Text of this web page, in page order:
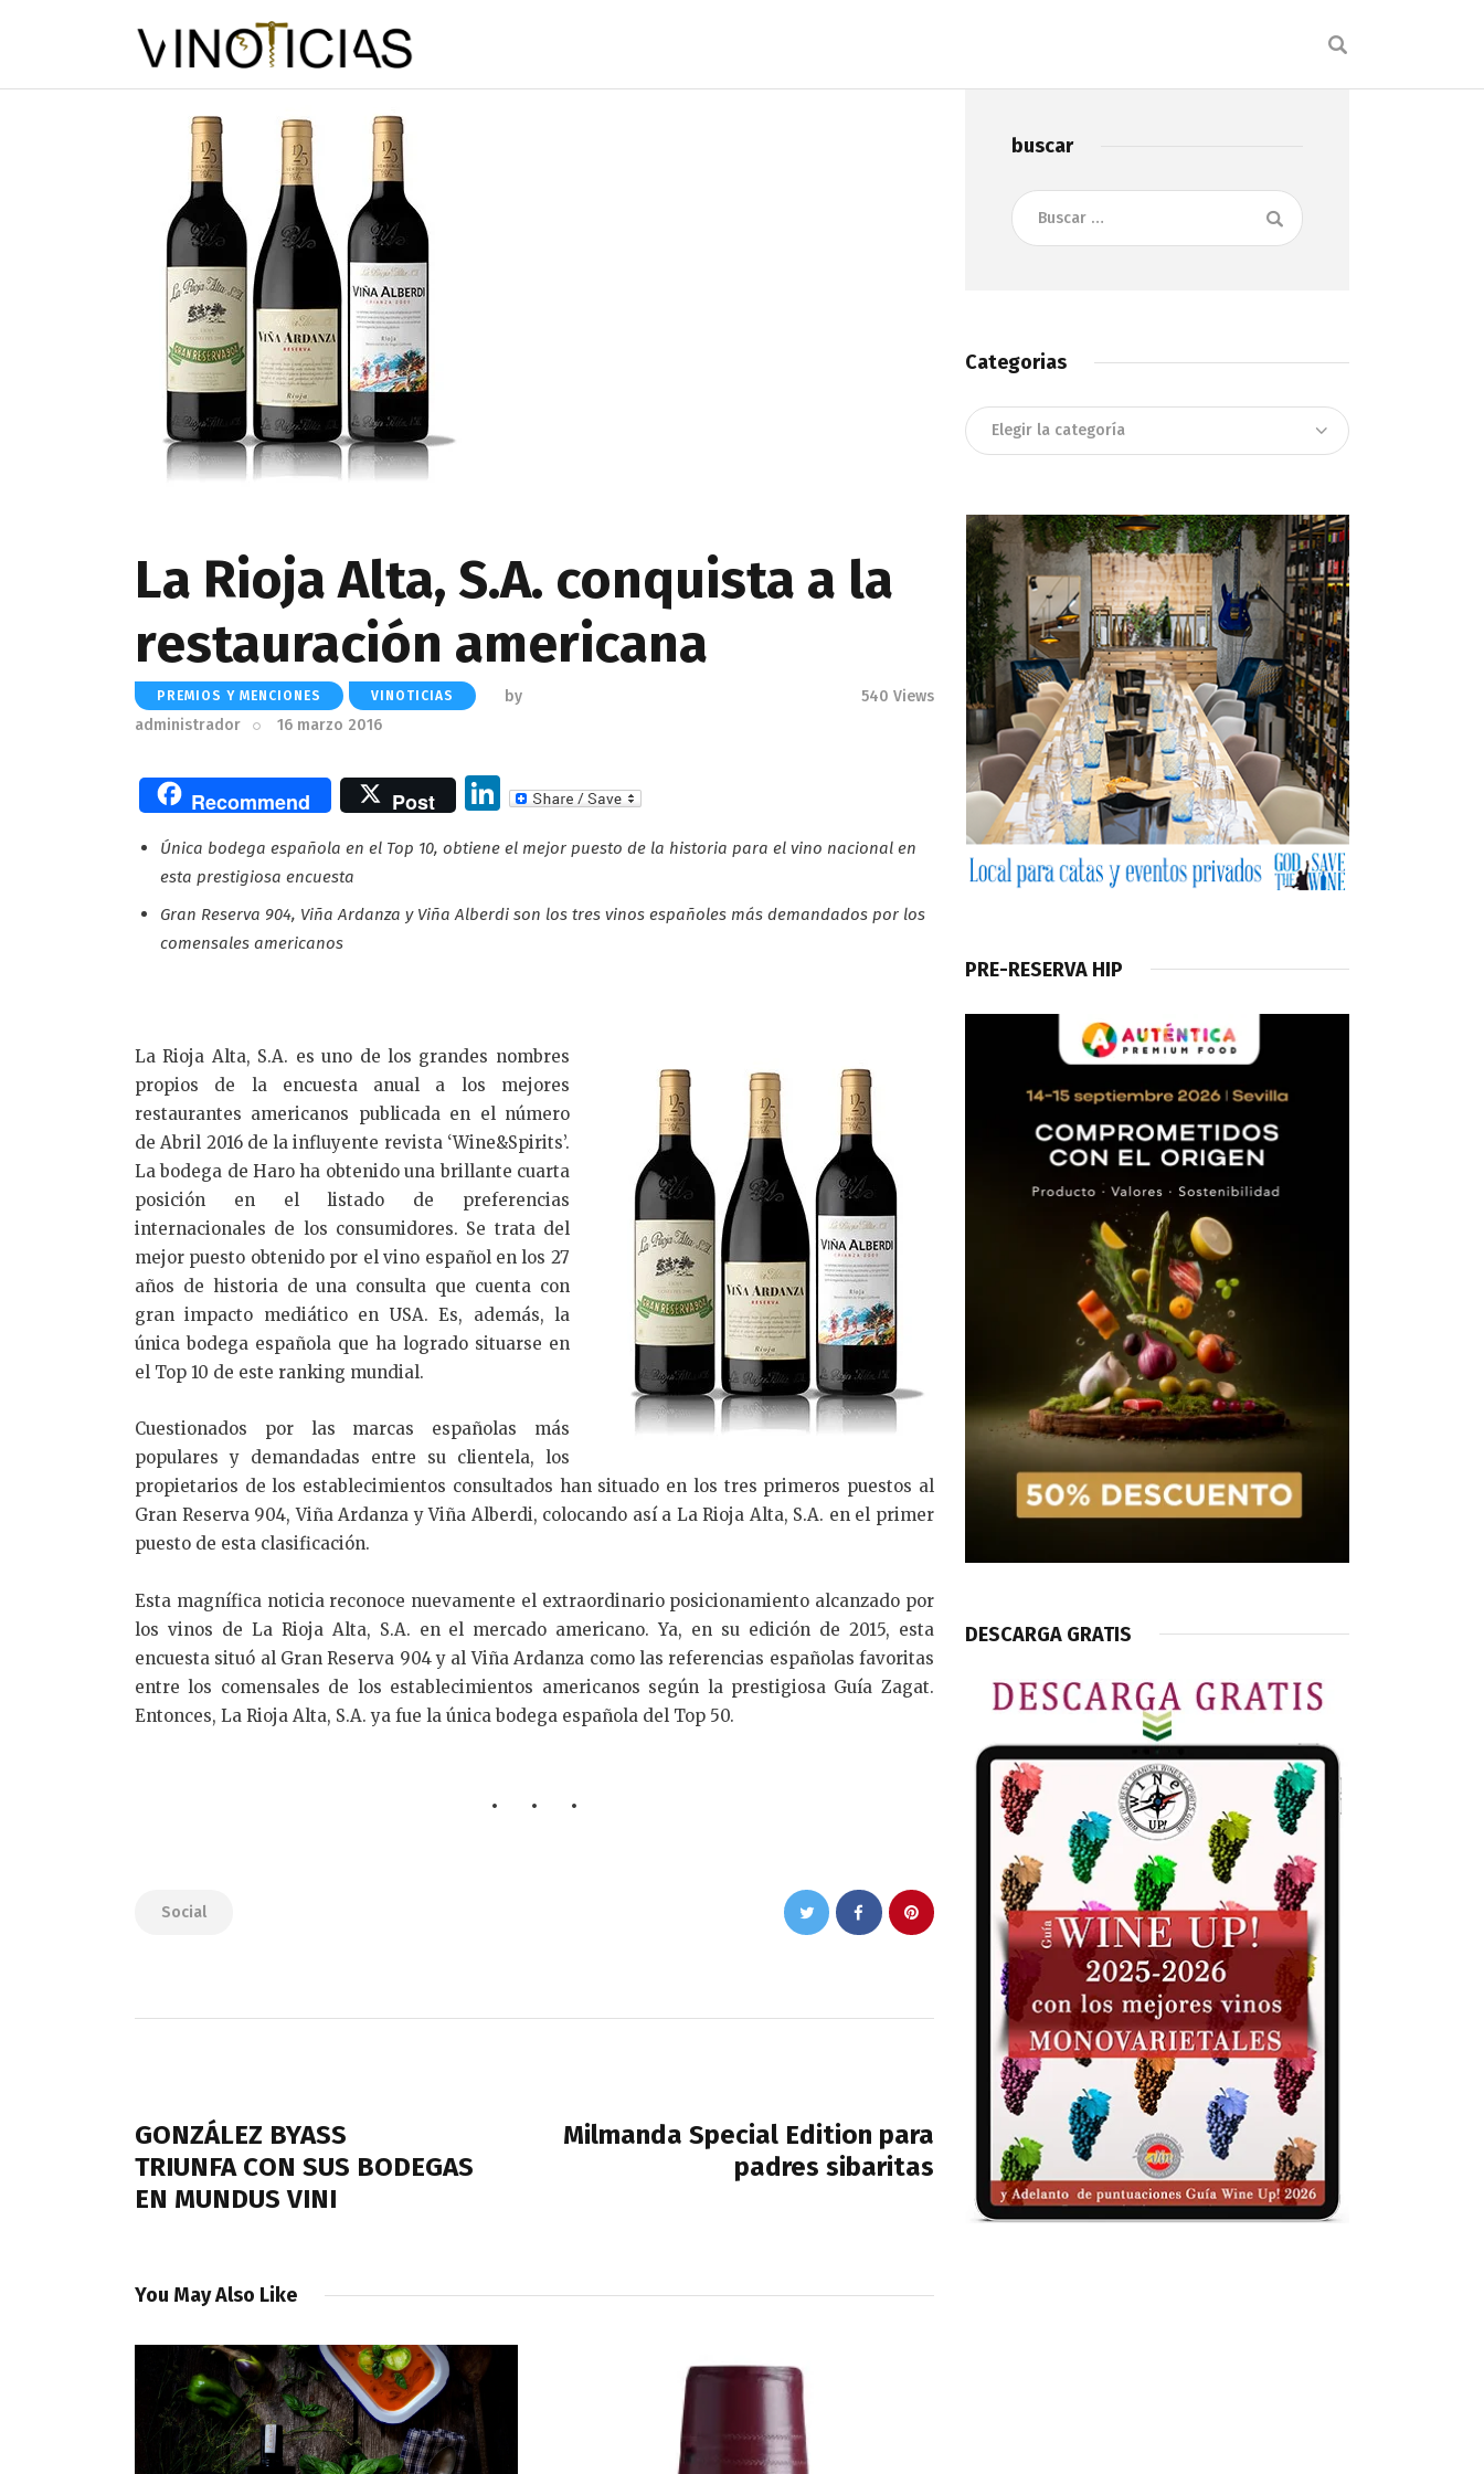
La Rioja Alta, S.A. conquista a la
restauración americana
PREMIOS Y MENCIONES VINOTICIAS
by
administrador
16 marzo 2016
540 Views
Recommend Post
Li
k
e
dI
Única bodega española en el Top 10, obtiene el mejor puesto de la historia para el vino nacional en
esta prestigiosa encuesta
Gran Reserva 904, Viña Ardanza y Viña Alberdi son los tres vinos españoles más demandados por los
comensales americanos
La Rioja Alta, S.A. es uno de los grandes nombres
propios de la encuesta anual a los mejores
restaurantes americanos publicada en el número
de Abril 2016 de la influyente revista ‘Wine&Spirits’.
La bodega de Haro ha obtenido una brillante cuarta
posición en el listado de preferencias
internacionales de los consumidores. Se trata del
mejor puesto obtenido por el vino español en los 27
años de historia de una consulta que cuenta con
gran impacto mediático en USA. Es, además, la
única bodega española que ha logrado situarse en
el Top 10 de este ranking mundial.
Cuestionados por las marcas españolas más
populares y demandadas entre su clientela, los
propietarios de los establecimientos consultados han situado en los tres primeros puestos al
Gran Reserva 904, Viña Ardanza y Viña Alberdi, colocando así a La Rioja Alta, S.A. en el primer
puesto de esta clasificación.
Esta magnífica noticia reconoce nuevamente el extraordinario posicionamiento alcanzado por
los vinos de La Rioja Alta, S.A. en el mercado americano. Ya, en su edición de 2015, esta
encuesta situó al Gran Reserva 904 y al Viña Ardanza como las referencias españolas favoritas
entre los comensales de los establecimientos americanos según la prestigiosa Guía Zagat.
Entonces, La Rioja Alta, S.A. ya fue la única bodega española del Top 50.
Social
entradas
GONZÁLEZ BYASS
TRIUNFA CON SUS BODEGAS
EN MUNDUS VINI
Milmanda Special Edition para
padres sibaritas
You May Also Like
buscar
Buscar:
Categorias
Categorias
PRE-RESERVA HIP
DESCARGA GRATIS